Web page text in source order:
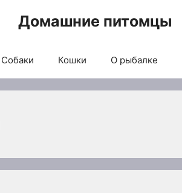
Домашние питомцы
Собаки Кошки О рыбалке